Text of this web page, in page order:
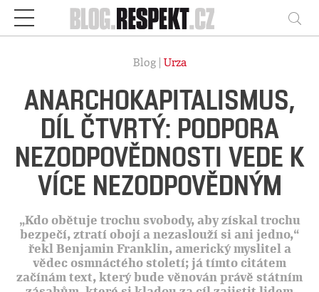
Respekt
Blog | Urza
ANARCHOKAPITALISMUS,
DÍL ČTVRTÝ: PODPORA
NEZODPOVĚDNOSTI VEDE K
VÍCE NEZODPOVĚDNÝM
„Kdo obětuje trochu svobody, aby získal trochu
bezpečí, ztratí obojí a nezaslouží si ani jedno,“
řekl Benjamin Franklin, americký myslitel a
vědec osmnáctého století; já tímto citátem
začínám text, který bude věnován právě státním